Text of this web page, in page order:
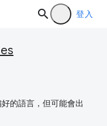
登入
的語言，但可能會出